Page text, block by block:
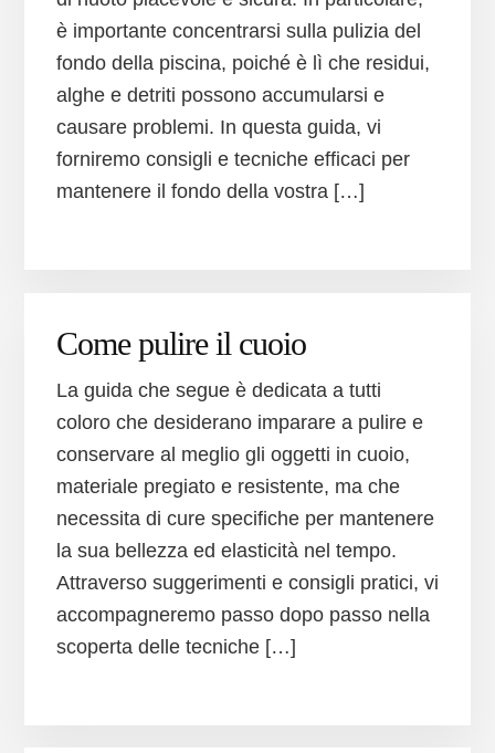
è importante concentrarsi sulla pulizia del
fondo della piscina, poiché è lì che residui,
alghe e detriti possono accumularsi e
causare problemi. In questa guida, vi
forniremo consigli e tecniche efficaci per
mantenere il fondo della vostra […]
Come pulire il cuoio
La guida che segue è dedicata a tutti
coloro che desiderano imparare a pulire e
conservare al meglio gli oggetti in cuoio,
materiale pregiato e resistente, ma che
necessita di cure specifiche per mantenere
la sua bellezza ed elasticità nel tempo.
Attraverso suggerimenti e consigli pratici, vi
accompagneremo passo dopo passo nella
scoperta delle tecniche […]